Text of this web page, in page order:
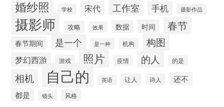
婚纱照 学校 宋代 工作室 手机 摄影作品
摄影师 攻略 效果 数据 时间 春节
春节期间 是一个 是一种 机构 构图
梦幻西游 游戏 照片 疫情 的人 的是
相机 自己的 英语 让人 诗人
还不
都是
镜头 风格